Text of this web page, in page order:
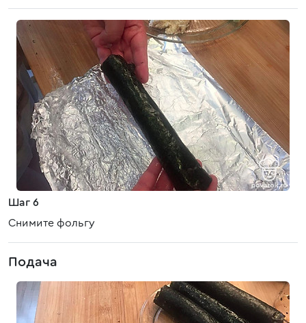
Шаг 6
Снимите фольгу
Подача